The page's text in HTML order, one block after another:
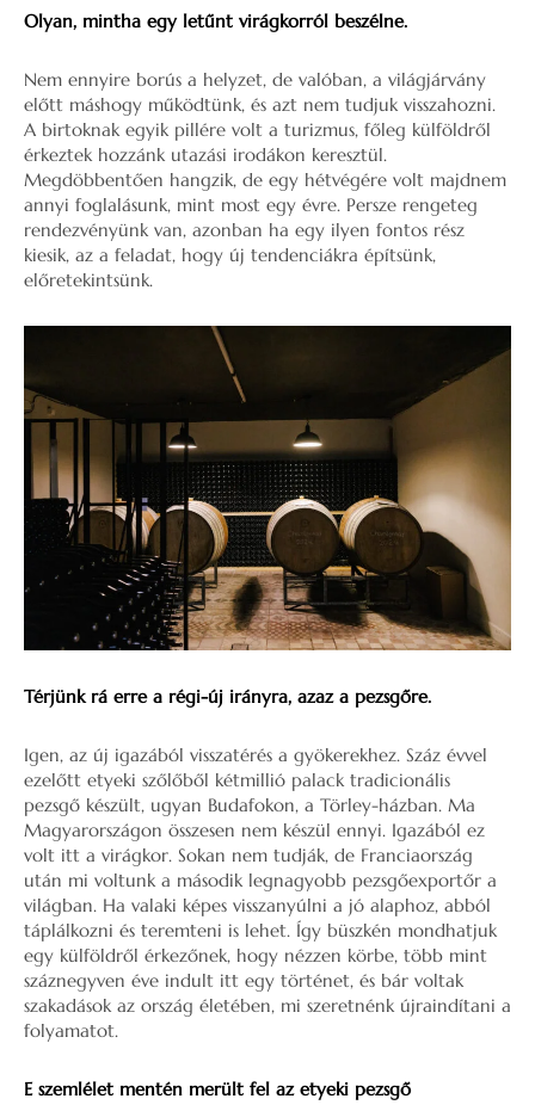
Olyan, mintha egy letűnt virágkorról beszélne.
Nem ennyire borús a helyzet, de valóban, a világjárvány
előtt máshogy működtünk, és azt nem tudjuk visszahozni.
A birtoknak egyik pillére volt a turizmus, főleg külföldről
érkeztek hozzánk utazási irodákon keresztül.
Megdöbbentően hangzik, de egy hétvégére volt majdnem
annyi foglalásunk, mint most egy évre. Persze rengeteg
rendezvényünk van, azonban ha egy ilyen fontos rész
kiesik, az a feladat, hogy új tendenciákra építsünk,
előretekintsünk.
Térjünk rá erre a régi-új irányra, azaz a pezsgőre.
Igen, az új igazából visszatérés a gyökerekhez. Száz évvel
ezelőtt etyeki szőlőből kétmillió palack tradicionális
pezsgő készült, ugyan Budafokon, a Törley-házban. Ma
Magyarországon összesen nem készül ennyi. Igazából ez
volt itt a virágkor. Sokan nem tudják, de Franciaország
után mi voltunk a második legnagyobb pezsgőexportőr a
világban. Ha valaki képes visszanyúlni a jó alaphoz, abból
táplálkozni és teremteni is lehet. Így büszkén mondhatjuk
egy külföldről érkezőnek, hogy nézzen körbe, több mint
száznegyven éve indult itt egy történet, és bár voltak
szakadások az ország életében, mi szeretnénk újraindítani a
folyamatot.
E szemlélet mentén merült fel az etyeki pezsgő